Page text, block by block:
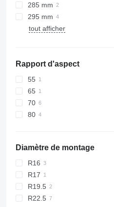
285 mm
295 mm
tout afficher
Rapport d'aspect
55
65
70
80
Diamètre de montage
R16
R17
R19.5
R22.5